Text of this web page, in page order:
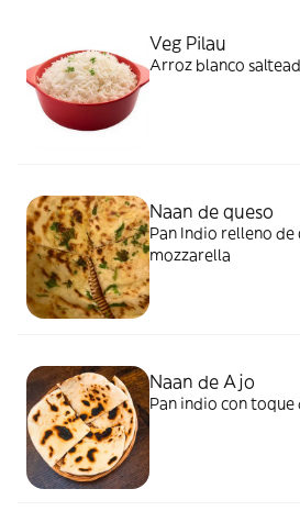
Veg Pilau
Arroz blanco
Naan de queso
Pan Indio relleno de
mozzarella
Naan de Ajo
Pan indio con toque